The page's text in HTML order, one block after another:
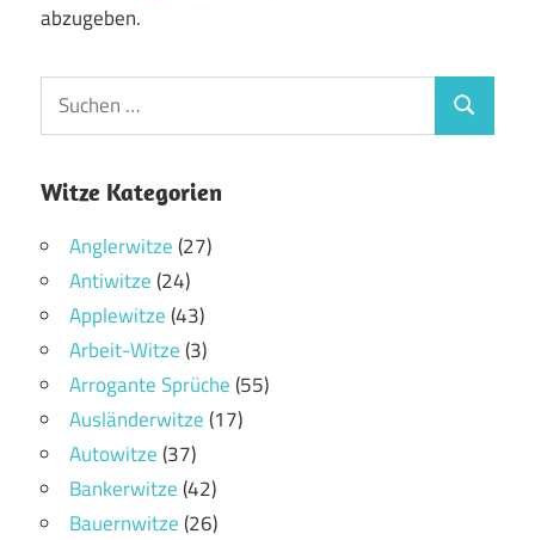
abzugeben.
Witze Kategorien
Anglerwitze(27)
Antiwitze(24)
Applewitze(43)
Arbeit-Witze(3)
Arrogante Sprüche(55)
Ausländerwitze(17)
Autowitze(37)
Bankerwitze(42)
Bauernwitze(26)